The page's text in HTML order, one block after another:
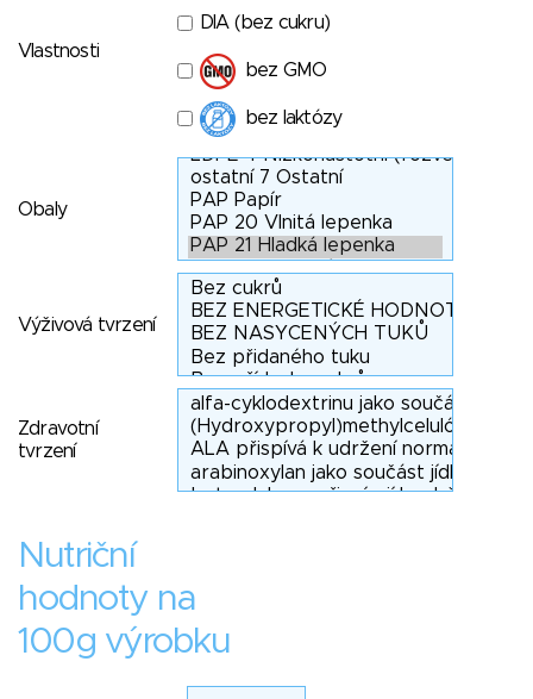
Vlastnosti
DIA (bez cukru)
bez GMO
bez laktózy
Obaly
Výživová tvrzení
Zdravotní
tvrzení
Nutriční
hodnoty na
100g výrobku